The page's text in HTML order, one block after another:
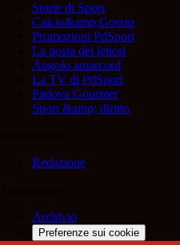
Storie di Sport
Calcio&amp;Gossip
Promozioni PdSport
La posta dei lettori
Angolo amarcord
La TV di PdSport
Padova Gourmet
Sport &amp; diritto
Redazione
Archivio
Preferenze sui cookie